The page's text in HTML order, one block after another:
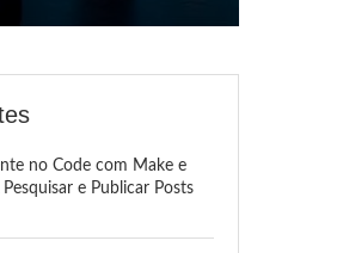
no Code com Make e
e Publicar Posts